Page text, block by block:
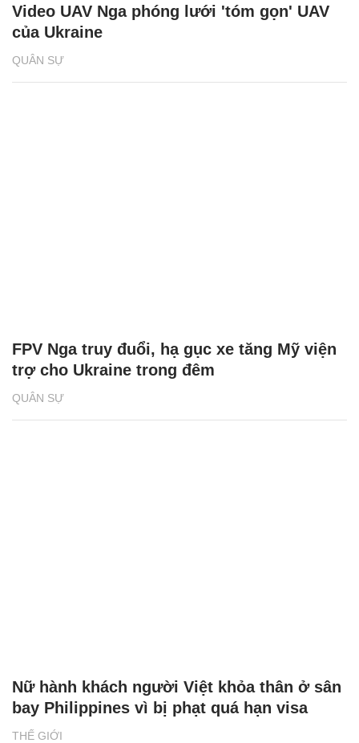
QUÂN SỰ
Video UAV Nga phóng lưới 'tóm gọn' UAV
của Ukraine
QUÂN SỰ
FPV Nga truy đuổi, hạ gục xe tăng Mỹ viện
trợ cho Ukraine trong đêm
THẾ GIỚI
Nữ hành khách người Việt khỏa thân ở sân
bay Philippines vì bị phạt quá hạn visa